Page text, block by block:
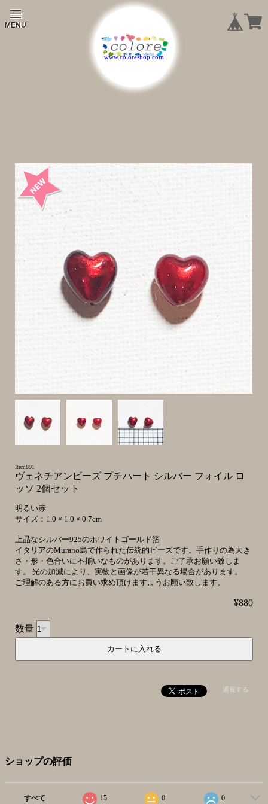
|
|
|
Item891
ヴェネチアンビーズ プチハート シルバー フォイル ロ
ッソ 2個セット
明るい赤
サイズ：1.0 × 1.0 × 0.7cm
上品なシルバー925のホワイトゴールド箔
イタリアのMurano島で作られた伝統的ビーズです。手作りの為大き
さ・形・色合いに不揃いなものがあります。ご了承お願い致しま
す。 光の加減により、実物と画像が若干異なる場合があります。
ご理解のある方にお買い求め頂けますようお願い致します。
¥880
数量
通報する
ショップの評価
すべて 15 0 0